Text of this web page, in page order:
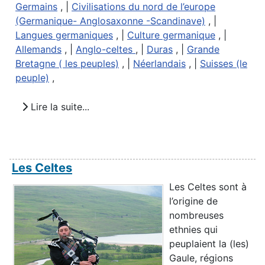
Germains , | Civilisations du nord de l’europe
(Germanique- Anglosaxonne -Scandinave) , |
Langues germaniques , | Culture germanique , |
Allemands , | Anglo-celtes , | Duras , | Grande
Bretagne ( les peuples) , | Néerlandais , | Suisses (le
peuple) ,
Lire la suite...
Les Celtes
Les Celtes sont à
l’origine de
nombreuses
ethnies qui
peuplaient la (les)
Gaule, régions